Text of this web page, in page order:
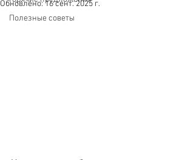
Полезные советы
Обновлено:16 сент. 2025 г.